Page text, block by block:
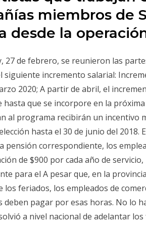
miembros de
desde la
27 de febrero, se reunieron las
siguiente incremento salarial:
2020; A partir de abril, el
hasta que se incorpore en la
al programa recibirán un incentivo
hasta el 30 de junio del
pensión correspondiente, los
de $900 por cada año de
para el A pesar que, en la
los feriados, los empleados de
deben pagar por esas horas. No lo
a nivel nacional de adelantar